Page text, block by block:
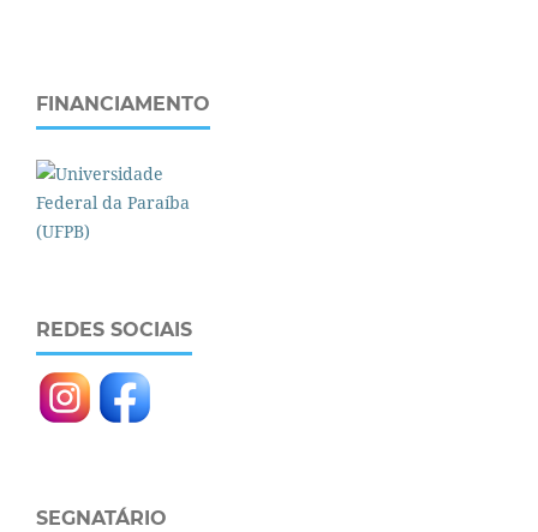
FINANCIAMENTO
REDES SOCIAIS
SEGNATÁRIO